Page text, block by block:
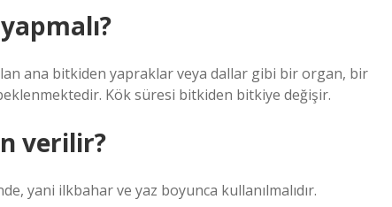
ana bitkiden yapraklar veya dallar gibi bir organ, bir
Kök süresi bitkiden bitkiye değişir.
verilir?
yani ilkbahar ve yaz boyunca kullanılmalıdır.